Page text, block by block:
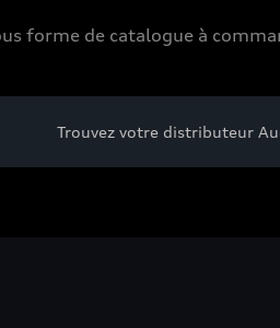
forme de catalogue à
Trouvez votre distributeur